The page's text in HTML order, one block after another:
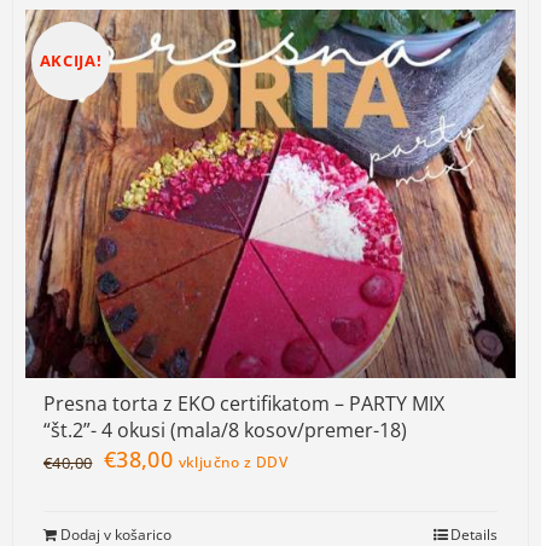
AKCIJA!
Presna torta z EKO certifikatom – PARTY MIX
“št.2”- 4 okusi (mala/8 kosov/premer-18)
€40,00 €38,00 vključno z DDV
Dodaj v košarico Details